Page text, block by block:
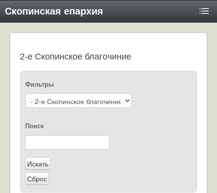
Скопинская епархия
2-е Скопинское благочиние
Фильтры
Поиск